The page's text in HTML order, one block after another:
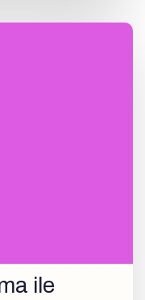
ile